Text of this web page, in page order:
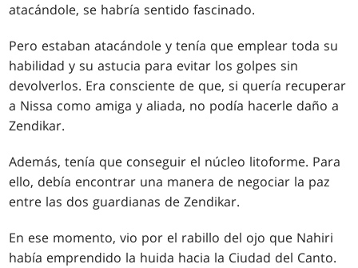
atacándole, se habría sentido fascinado.
Pero estaban atacándole y tenía que emplear toda su
habilidad y su astucia para evitar los golpes sin
devolverlos. Era consciente de que, si quería recuperar
a Nissa como amiga y aliada, no podía hacerle daño a
Zendikar.
Además, tenía que conseguir el núcleo litoforme. Para
ello, debía encontrar una manera de negociar la paz
entre las dos guardianas de Zendikar.
En ese momento, vio por el rabillo del ojo que Nahiri
había emprendido la huida hacia la Ciudad del Canto.